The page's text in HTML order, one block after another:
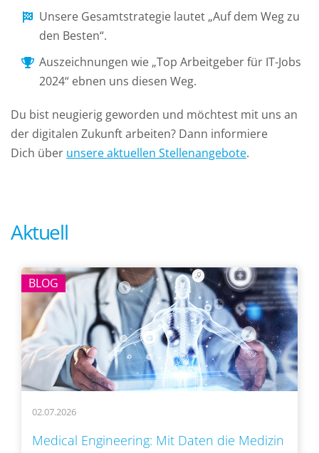
Unsere Gesamtstrategie lautet „Auf dem Weg zu
den Besten“.
Auszeichnungen wie „Top Arbeitgeber für IT-Jobs
2024“ ebnen uns diesen Weg.
Du bist neugierig geworden und möchtest mit uns an
der digitalen Zukunft arbeiten? Dann informiere
Dich über unsere aktuellen Stellenangebote.
Aktuell
BLOG
02.07.2026
Medical Engineering: Mit Daten die Medizin